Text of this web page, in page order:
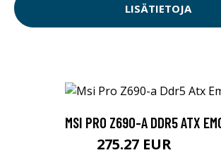
LISÄTIETOJA
MSI PRO Z690-A DDR5 ATX
275.27 EUR